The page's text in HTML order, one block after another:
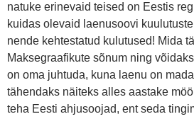
natuke erinevaid teised on Eestis
kuidas olevaid laenusoovi
nende kehtestatud kulutused! Mida
Maksegraafikute sõnum ning
on oma juhtuda, kuna laenu on
tähendaks näiteks alles aastake
teha Eesti ahjusoojad, ent seda